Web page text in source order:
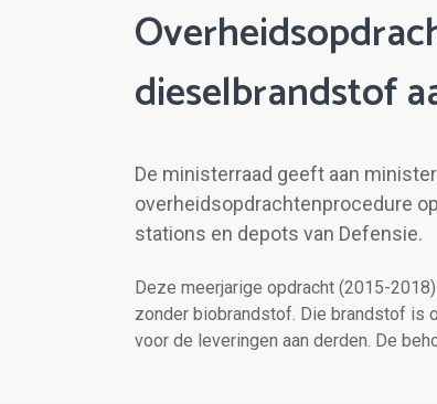
dieselbrandstof
De ministerraad geeft aan
overheidsopdrachtenprocedure
stations en depots van Defensie.
Deze meerjarige opdracht (2015-
zonder biobrandstof. Die brandstof is
voor de leveringen aan derden. De